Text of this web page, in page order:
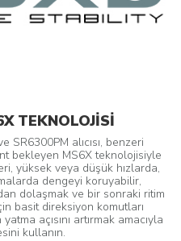
TEKNOLOJİSİ
SR6300PM alıcısı, benzeri
bekleyen MS6X teknolojisiyle
yüksek veya düşük hızlarda,
dengeyi koruyabilir,
dolaşmak ve bir sonraki ritim
basit direksiyon komutları
açısını artırmak amacıyla
kullanın.